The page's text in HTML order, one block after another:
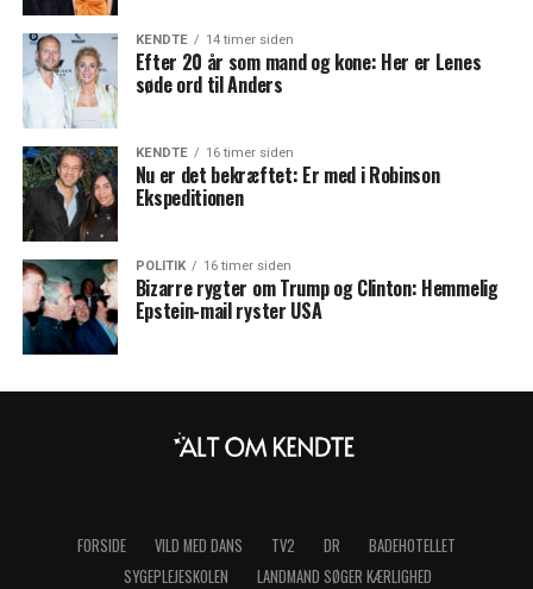
KENDTE 14 timer siden
Efter 20 år som mand og kone: Her er Lenes
søde ord til Anders
KENDTE 16 timer siden
Nu er det bekræftet: Er med i Robinson
Ekspeditionen
POLITIK 16 timer siden
Bizarre rygter om Trump og Clinton: Hemmelig
Epstein-mail ryster USA
FORSIDE VILD MED DANS TV2 DR
BADEHOTELLET
SYGEPLEJESKOLEN
LANDMAND SØGER KÆRLIGHED